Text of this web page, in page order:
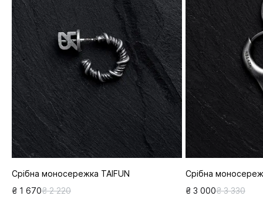
Срібна моносережка TAIFUN
₴ 1 670₴ 2 220
Срібна
₴ 3 000₴ 3 330